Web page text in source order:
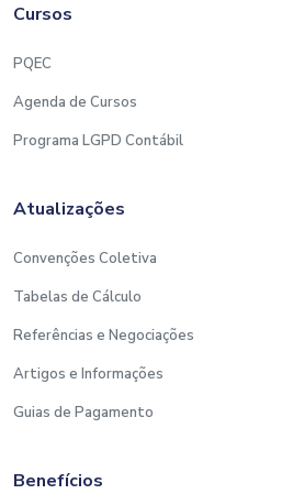
Cursos
PQEC
Agenda de Cursos
Programa LGPD Contábil
Atualizações
Convenções Coletiva
Tabelas de Cálculo
Referências e Negociações
Artigos e Informações
Guias de Pagamento
Benefícios